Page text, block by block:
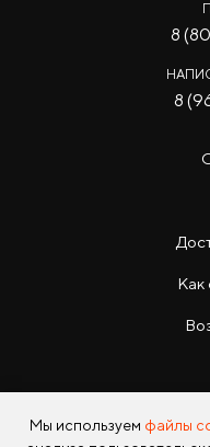
8
8
Как
Мы используем файлы